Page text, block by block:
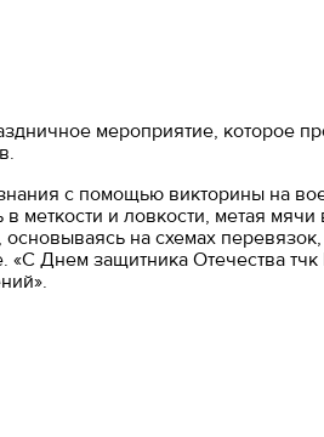
мероприятие, которое
с помощью викторины на
меткости и ловкости, метая
на схемах
Днем защитника Отечества